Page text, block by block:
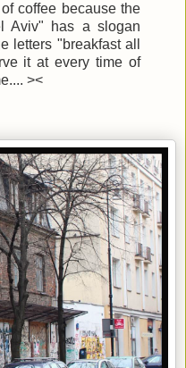
coffee because the
Aviv" has a slogan
letters "breakfast all
it at every time of
><